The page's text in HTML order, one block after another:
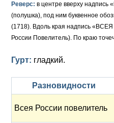
Таврические монеты
Для Пруссии
Екатерина I (1725-1727)
Медь
Реверс: в центре вверху
(полушка), под ним буквенное
(1718). Вдоль края надпись
России Повелитель). По краю
Гурт: гладкий.
Разновидности
Всея России повелитель